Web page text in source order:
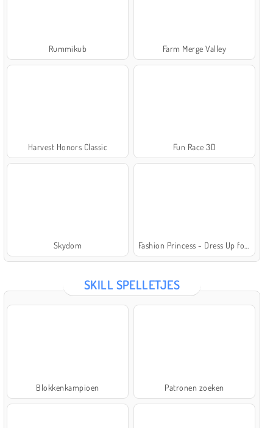
Rummikub Farm Merge Valley
Harvest Honors Classic Fun Race 3D
Skydom Fashion Princess - Dress Up for Girls
SKILL SPELLETJES
Blokkenkampioen Patronen zoeken